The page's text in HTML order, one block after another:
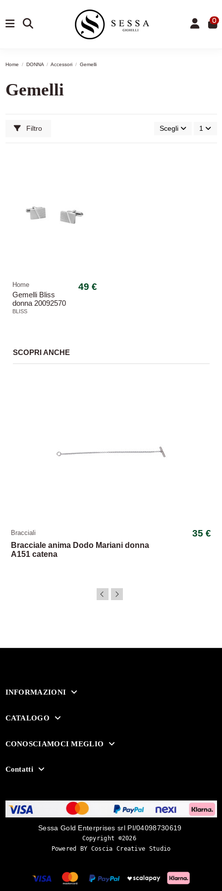
0
Home DONNA Accessori Gemelli
Gemelli
Filtro Scegli 1
Home
Gemelli Bliss
donna 20092570
Racer acciaio
BLISS
49 €
SCOPRI ANCHE
Bracciali 35 €
Bracciale anima Dodo Mariani donna
A151 catena
INFORMAZIONI
CATALOGO
CONOSCIAMOCI MEGLIO
Contatti
Sessa Gold Enterprises srl PI/04098730619
Copyright ©2026
Powered BY Coscia Creative Studio